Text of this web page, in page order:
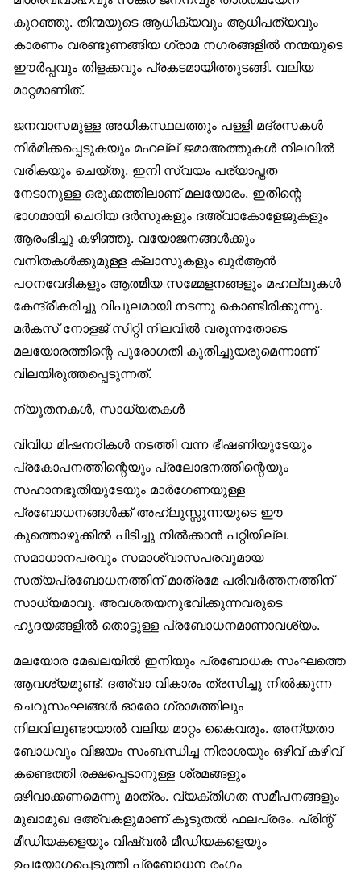
കുറഞ്ഞു. തിന്മയുടെ ആധിക്യവും ആധിപത്യവും
കാരണം വരണ്ടുണങ്ങിയ ഗ്രാമ നഗരങ്ങളിൽ നന്മയുടെ
ഈർപ്പവും തിളക്കവും പ്രകടമായിത്തുടങ്ങി. വലിയ
മാറ്റമാണിത്.
ജനവാസമുള്ള അധികസ്ഥലത്തും പള്ളി മദ്രസകൾ
നിർമിക്കപ്പെടുകയും മഹല്ല് ജമാഅത്തുകൾ നിലവിൽ
വരികയും ചെയ്തു. ഇനി സ്വയം പര്യാപ്തത
നേടാനുള്ള ഒരുക്കത്തിലാണ് മലയോരം. ഇതിന്റെ
ഭാഗമായി ചെറിയ ദർസുകളും ദഅ്‌വാകോളേജുകളും
ആരംഭിച്ചു കഴിഞ്ഞു. വയോജനങ്ങൾക്കും
വനിതകൾക്കുമുള്ള ക്ലാസുകളും ഖുർആൻ
പഠനവേദികളും ആത്മീയ സമ്മേളനങ്ങളും മഹല്ലുകൾ
കേന്ദ്രീകരിച്ചു വിപുലമായി നടന്നു കൊണ്ടിരിക്കുന്നു.
മർകസ് നോളജ് സിറ്റി നിലവിൽ വരുന്നതോടെ
മലയോരത്തിന്റെ പുരോഗതി കുതിച്ചുയരുമെന്നാണ്
വിലയിരുത്തപ്പെടുന്നത്.
ന്യൂതനകൾ, സാധ്യതകൾ
വിവിധ മിഷനറികൾ നടത്തി വന്ന ഭീഷണിയുടേയും
പ്രകോപനത്തിന്റെയും പ്രലോഭനത്തിന്റെയും
സഹാനഭൂതിയുടേയും മാർഗേണയുള്ള
പ്രബോധനങ്ങൾക്ക് അഹ്‌ലുസ്സുന്നയുടെ ഈ
കുത്തൊഴുക്കിൽ പിടിച്ചു നിൽക്കാൻ പറ്റിയില്ല.
സമാധാനപരവും സമാശ്വാസപരവുമായ
സത്യപ്രബോധനത്തിന് മാത്രമേ പരിവർത്തനത്തിന്
സാധ്യമാവൂ. അവശതയനുഭവിക്കുന്നവരുടെ
ഹൃദയങ്ങളിൽ തൊട്ടുള്ള പ്രബോധനമാണാവശ്യം.
മലയോര മേഖലയിൽ ഇനിയും പ്രബോധക സംഘത്തെ
ആവശ്യമുണ്ട്. ദഅ്‌വാ വികാരം ത്രസിച്ചു നിൽക്കുന്ന
ചെറുസംഘങ്ങൾ ഓരോ ഗ്രാമത്തിലും
നിലവിലുണ്ടായാൽ വലിയ മാറ്റം കൈവരും. അന്യതാ
ബോധവും വിജയം സംബന്ധിച്ച നിരാശയും ഒഴിവ് കഴിവ്
കണ്ടെത്തി രക്ഷപ്പെടാനുള്ള ശ്രമങ്ങളും
ഒഴിവാക്കണമെന്നു മാത്രം. വ്യക്തിഗത സമീപനങ്ങളും
മുഖാമുഖ ദഅ്‌വകളുമാണ് കൂടുതൽ ഫലപ്രദം. പ്രിന്റ്
മീഡിയകളെയും വിഷ്വൽ മീഡിയകളെയും
ഉപയോഗപ്പെടുത്തി പ്രബോധന രംഗം